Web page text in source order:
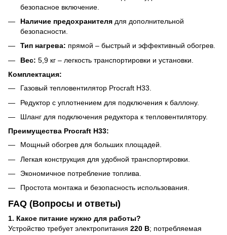
безопасное включение.
Наличие предохранителя для дополнительной
безопасности.
Тип нагрева: прямой – быстрый и эффективный обогрев.
Вес: 5,9 кг – легкость транспортировки и установки.
Комплектация:
Газовый тепловентилятор Procraft H33.
Редуктор с уплотнением для подключения к баллону.
Шланг для подключения редуктора к тепловентилятору.
Преимущества Procraft H33:
Мощный обогрев для больших площадей.
Легкая конструкция для удобной транспортировки.
Экономичное потребление топлива.
Простота монтажа и безопасность использования.
FAQ (Вопросы и ответы)
1. Какое питание нужно для работы?
Устройство требует электропитания 220 В; потребляемая